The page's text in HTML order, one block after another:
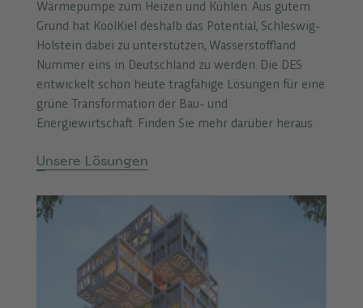
Wärmepumpe zum Heizen und Kühlen. Aus gutem
Grund hat KoolKiel deshalb das Potential, Schleswig-
Holstein dabei zu unterstützen, Wasserstoffland
Nummer eins in Deutschland zu werden. Die DES
entwickelt schon heute tragfähige Lösungen für eine
grüne Transformation der Bau- und
Energiewirtschaft. Finden Sie mehr darüber heraus.
Unsere Lösungen